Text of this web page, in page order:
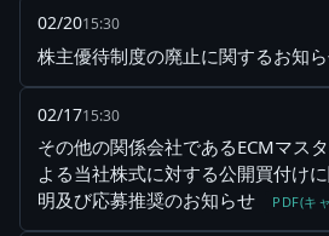
02/2015:30
株主優待制度の廃止に関するお知
02/1715:30
その他の関係会社であるECMマス
よる当社株式に対する公開買付け
明及び応募推奨のお知らせ
PDF(キ